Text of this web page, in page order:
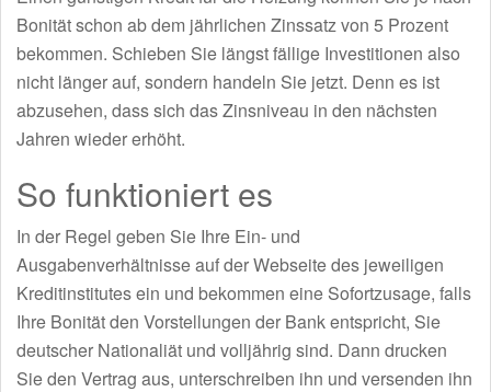
Bonität schon ab dem jährlichen Zinssatz von 5 Prozent
bekommen. Schieben Sie längst fällige Investitionen also
nicht länger auf, sondern handeln Sie jetzt. Denn es ist
abzusehen, dass sich das Zinsniveau in den nächsten
Jahren wieder erhöht.
So funktioniert es
In der Regel geben Sie Ihre Ein- und
Ausgabenverhältnisse auf der Webseite des jeweiligen
Kreditinstitutes ein und bekommen eine Sofortzusage, falls
Ihre Bonität den Vorstellungen der Bank entspricht, Sie
deutscher Nationaliät und volljährig sind. Dann drucken
Sie den Vertrag aus, unterschreiben ihn und versenden ihn